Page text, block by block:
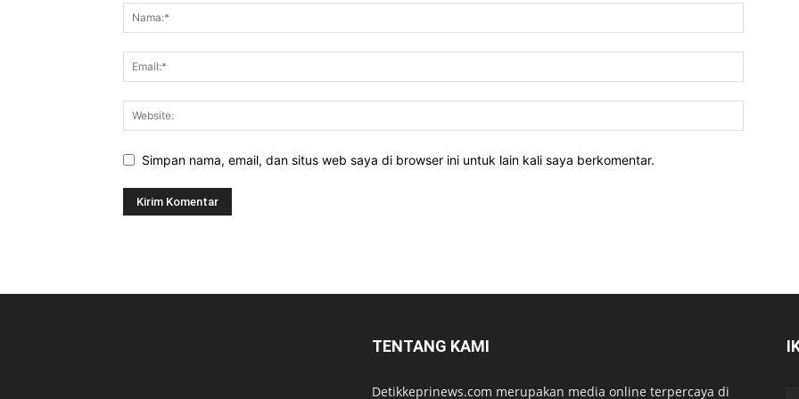
Simpan nama, email, dan situs web saya di browser ini untuk lain kali saya berkomentar.
TENTANG KAMI
Detikkeprinews.com merupakan media online terpercaya di